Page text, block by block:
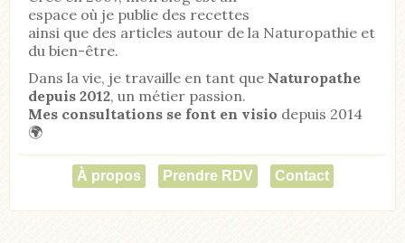
espace où je publie des recettes
ainsi que des articles autour de la Naturopathie et
du bien-être.
Dans la vie, je travaille en tant que Naturopathe
depuis 2012, un métier passion.
Mes consultations se font en visio depuis 2014
🌍
À propos Prendre RDV Contact